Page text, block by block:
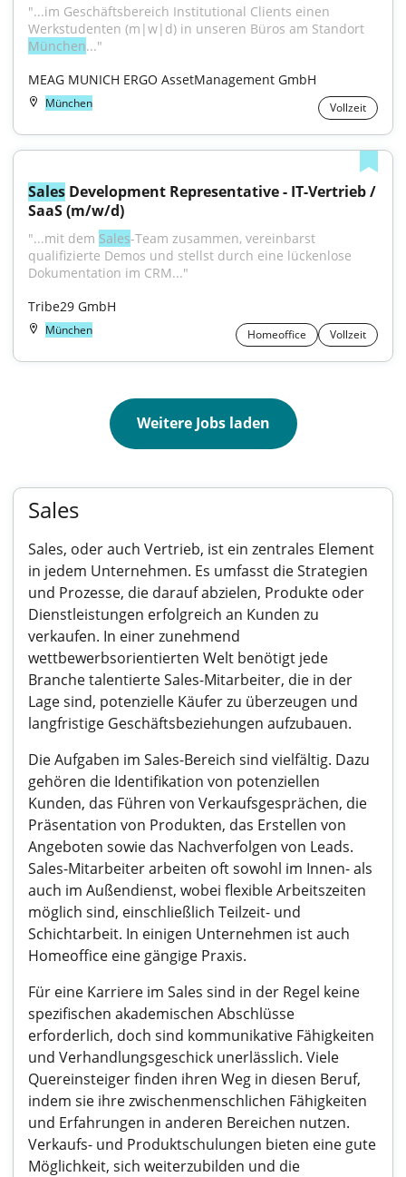
"...im Geschäftsbereich Institutional Clients einen
München..."
MEAG MUNICH ERGO AssetManagement GmbH
München Vollzeit
Sales Development Representative - IT-Vertrieb /
SaaS (m/w/d)
"...mit dem Sales-Team zusammen, vereinbarst
qualifizierte Demos und stellst durch eine lückenlose
Dokumentation im CRM..."
Tribe29 GmbH
München Homeoffice Vollzeit
Weitere Jobs laden
Sales
Sales, oder auch Vertrieb, ist ein zentrales Element
in jedem Unternehmen. Es umfasst die Strategien
und Prozesse, die darauf abzielen, Produkte oder
Dienstleistungen erfolgreich an Kunden zu
verkaufen. In einer zunehmend
wettbewerbsorientierten Welt benötigt jede
Branche talentierte Sales-Mitarbeiter, die in der
Lage sind, potenzielle Käufer zu überzeugen und
langfristige Geschäftsbeziehungen aufzubauen.
Die Aufgaben im Sales-Bereich sind vielfältig. Dazu
gehören die Identifikation von potenziellen
Kunden, das Führen von Verkaufsgesprächen, die
Präsentation von Produkten, das Erstellen von
Angeboten sowie das Nachverfolgen von Leads.
Sales-Mitarbeiter arbeiten oft sowohl im Innen- als
auch im Außendienst, wobei flexible Arbeitszeiten
möglich sind, einschließlich Teilzeit- und
Schichtarbeit. In einigen Unternehmen ist auch
Homeoffice eine gängige Praxis.
Für eine Karriere im Sales sind in der Regel keine
spezifischen akademischen Abschlüsse
erforderlich, doch sind kommunikative Fähigkeiten
und Verhandlungsgeschick unerlässlich. Viele
Quereinsteiger finden ihren Weg in diesen Beruf,
indem sie ihre zwischenmenschlichen Fähigkeiten
und Erfahrungen in anderen Bereichen nutzen.
Verkaufs- und Produktschulungen bieten eine gute
Möglichkeit, sich weiterzubilden und die